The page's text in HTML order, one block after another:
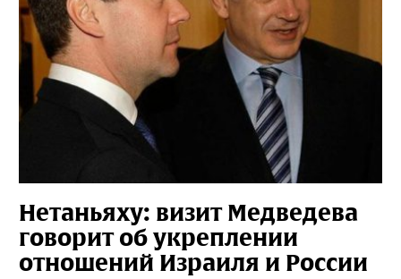
Нетаньяху: визит Медведева
говорит об укреплении
отношений Израиля и России